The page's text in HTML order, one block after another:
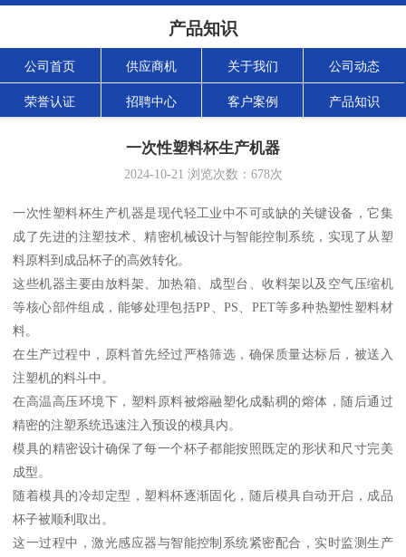
产品知识
公司首页 供应商机 关于我们 公司动态
荣誉认证 招聘中心 客户案例 产品知识
一次性塑料杯生产机器
2024-10-21 浏览次数： 678次
一次性塑料杯生产机器是现代轻工业中不可或缺的关键设备，它集
成了先进的注塑技术、精密机械设计与智能控制系统，实现了从塑
料原料到成品杯子的高效转化。
这些机器主要由放料架、加热箱、成型台、收料架以及空气压缩机
等核心部件组成，能够处理包括PP、PS、PET等多种热塑性塑料材
料。
在生产过程中，原料首先经过严格筛选，确保质量达标后，被送入
注塑机的料斗中。
在高温高压环境下，塑料原料被熔融塑化成黏稠的熔体，随后通过
精密的注塑系统迅速注入预设的模具内。
模具的精密设计确保了每一个杯子都能按照既定的形状和尺寸完美
成型。
随着模具的冷却定型，塑料杯逐渐固化，随后模具自动开启，成品
杯子被顺利取出。
这一过程中，激光感应器与智能控制系统紧密配合，实时监测生产